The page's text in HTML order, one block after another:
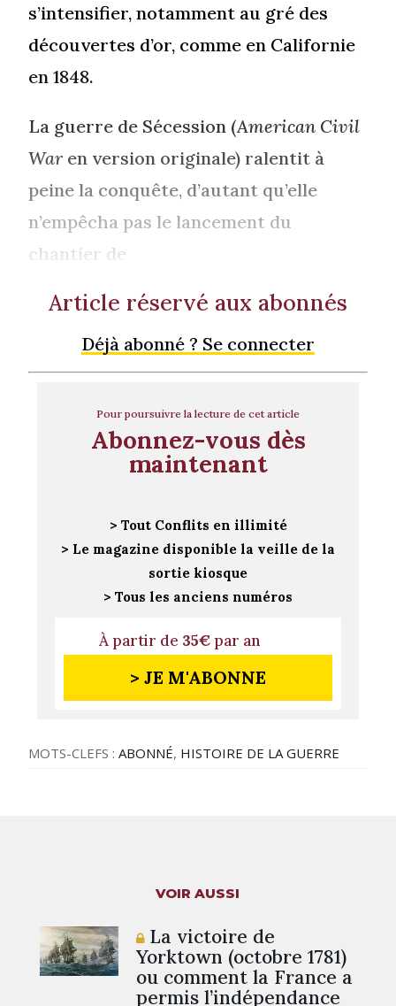
s’intensifier, notamment au gré des
découvertes d’or, comme en Californie
en 1848.
La guerre de Sécession (American Civil
War en version originale) ralentit à
peine la conquête, d’autant qu’elle
n’empêcha pas le lancement du
chantier de
Article réservé aux abonnés
Déjà abonné ? Se connecter
Pour poursuivre la lecture de cet article
Abonnez-vous dès
maintenant
> Tout Conflits en illimité
> Le magazine disponible la veille de la
sortie kiosque
> Tous les anciens numéros
À partir de 35€par an
> JE M'ABONNE
MOTS-CLEFS :ABONNÉ, HISTOIRE DE LA GUERRE
VOIR AUSSI
La victoire de
Yorktown (octobre 1781)
ou comment la France a
permis l’indépendance